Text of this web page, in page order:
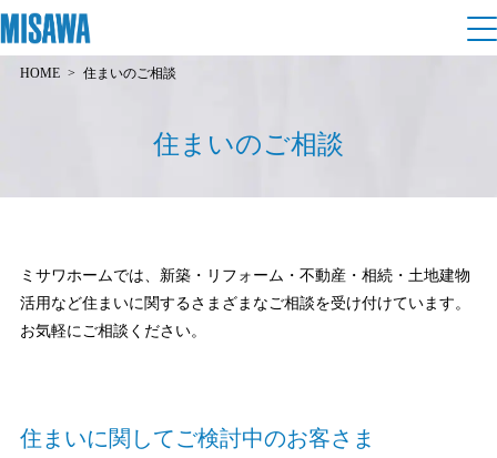
デザイン
テクノロジー（住まいの性能）
デザイナーズギャラリー
賃貸住宅
戸建て・マンション
リフォームの流れ
まちづくり
HOME 住まいのご相談
住まいのご相談
ミサワホームでは、新築・リフォーム・不動産・相続・土地建物
活用など住まいに関するさまざまなご相談を受け付けています。
お気軽にご相談ください。
住まいに関してご検討中のお客さま